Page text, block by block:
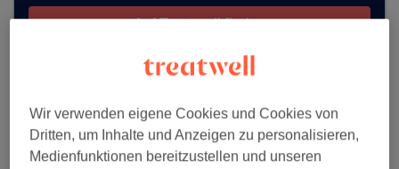
Auf Treatwell finden
Wir verwenden eigene Cookies und Cookies von
Dritten, um Inhalte und Anzeigen zu personalisieren,
Medienfunktionen bereitzustellen und unseren